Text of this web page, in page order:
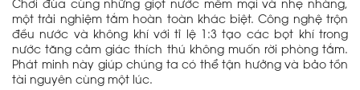
Chơi đùa cùng những giọt nước mềm mại và nhẹ nhàng,
một trải nghiệm tắm hoàn toàn khác biệt. Công nghệ trộn
đều nước và không khí với tỉ lệ 1:3 tạo các bọt khí trong
nước tăng cảm giác thích thú không muốn rời phòng tắm.
Phát minh này giúp chúng ta có thể tận hưởng và bảo tồn
tài nguyên cùng một lúc.